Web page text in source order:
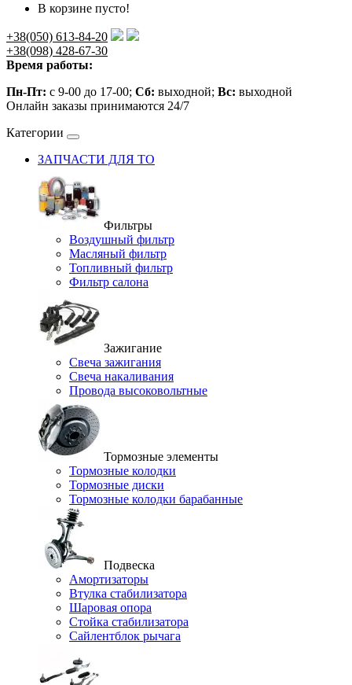
В корзине пусто!
+38(050) 613-84-20
+38(098) 428-67-30
Время работы:
Пн-Пт: с 9-00 до 17-00; Сб: выходной; Вс: выходной
Онлайн заказы принимаются 24/7
Категории
ЗАПЧАСТИ ДЛЯ ТО
Фильтры
Воздушный фильтр
Масляный фильтр
Топливный фильтр
Фильтр салона
Зажигание
Свеча зажигания
Свеча накаливания
Провода высоковольтные
Тормозные элементы
Тормозные колодки
Тормозные диски
Тормозные колодки барабанные
Подвеска
Амортизаторы
Втулка стабилизатора
Шаровая опора
Стойка стабилизатора
Сайлентблок рычага